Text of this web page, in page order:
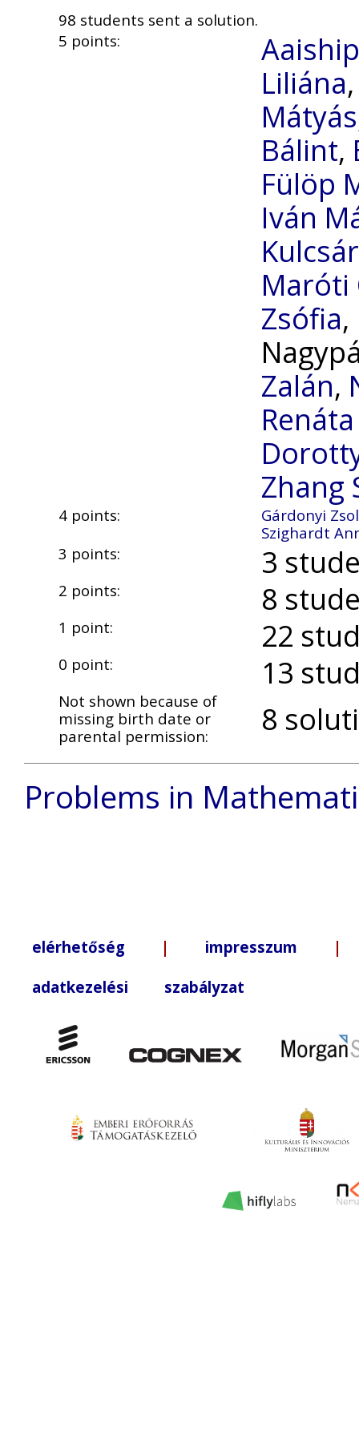
98 students sent a solution.
5 points:
Liliána
Mátyás
Bálint,
Fülöp
Iván
Maróti
Zsófia,
Zalán,
Zhang
4 points:
Gárdonyi
Szighardt
3 points:
3
2 points: 8
1 point: 22
0 point: 13
Not shown because of
missing birth date or
parental permission:
8
Problems in
elérhetőség | impresszum |
adatkezelési szabályzat